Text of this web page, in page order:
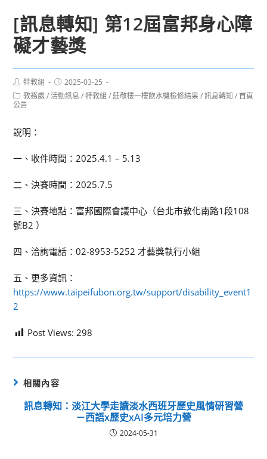
[訊息轉知] 第12屆富邦身心障
礙才藝獎
Post
author:
特教組
Post
published:
2025-03-25
Post
category:
教務處 / 活動訊息 / 特教組 / 莊敬樓一樓飲水機檢修結果 / 訊息轉知 / 首頁
公告
說明：
一、收件時間：2025.4.1 – 5.13
二、決賽時間：2025.7.5
三、決賽地點：富邦國際會議中心（台北市敦化南路1段108
號B2 ）
四、洽詢電話：02-8953-5252 才藝獎執行小組
五、更多資訊：
https://www.taipeifubon.org.tw/support/disability_event1
2
Post Views: 298
相關內容
訊息轉知：淡江大學走讀淡水西班牙歷史風情研習營
－西語x歷史xAI多元培力營
2024-05-31